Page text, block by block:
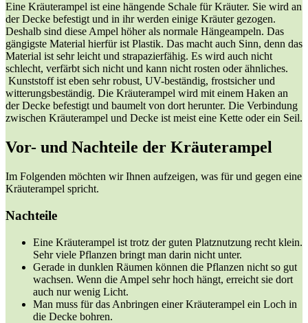
Eine Kräuterampel ist eine hängende Schale für Kräuter. Sie wird an
der Decke befestigt und in ihr werden einige Kräuter gezogen.
Deshalb sind diese Ampel höher als normale Hängeampeln. Das
gängigste Material hierfür ist Plastik. Das macht auch Sinn, denn das
Material ist sehr leicht und strapazierfähig. Es wird auch nicht
schlecht, verfärbt sich nicht und kann nicht rosten oder ähnliches.
Kunststoff ist eben sehr robust, UV-beständig, frostsicher und
witterungsbeständig. Die Kräuterampel wird mit einem Haken an
der Decke befestigt und baumelt von dort herunter. Die Verbindung
zwischen Kräuterampel und Decke ist meist eine Kette oder ein Seil.
Vor- und Nachteile der Kräuterampel
Im Folgenden möchten wir Ihnen aufzeigen, was für und gegen eine
Kräuterampel spricht.
Nachteile
Eine Kräuterampel ist trotz der guten Platznutzung recht klein.
Sehr viele Pflanzen bringt man darin nicht unter.
Gerade in dunklen Räumen können die Pflanzen nicht so gut
wachsen. Wenn die Ampel sehr hoch hängt, erreicht sie dort
auch nur wenig Licht.
Man muss für das Anbringen einer Kräuterampel ein Loch in
die Decke bohren.